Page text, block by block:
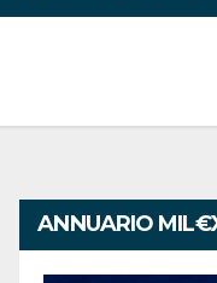
ANNUARIO